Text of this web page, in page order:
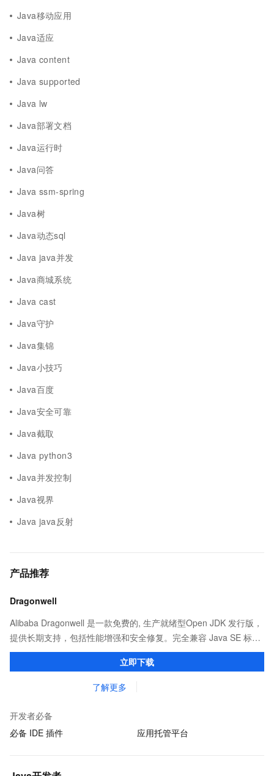
Java移动应用
Java适应
Java content
Java supported
Java lw
Java部署文档
Java运行时
Java问答
Java ssm-spring
Java树
Java动态sql
Java java并发
Java商城系统
Java cast
Java守护
Java集锦
Java小技巧
Java百度
Java安全可靠
Java截取
Java python3
Java并发控制
Java视界
Java java反射
产品推荐
Dragonwell
Alibaba Dragonwell 是一款免费的, 生产就绪型Open JDK 发行版，
提供长期支持，包括性能增强和安全修复。完全兼容 Java SE 标
准，您可以在任何常用操作系统（包括 Linux、Windows 和
macOS）上开发 Java 应用程序。立即下载
了解更多
开发者必备
必备 IDE 插件
应用托管平台